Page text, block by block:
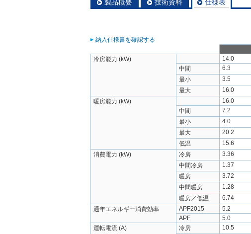
製品概要 技術資料 仕様表
納入仕様書を確認する
冷房能力 (kW)
14.0
中間
6.3
最小
3.5
最大
16.0
暖房能力 (kW)
16.0
中間
7.2
最小
4.0
最大
20.2
低温
15.6
消費電力 (kW)
冷房 3.36
中間冷房
1.37
暖房
3.72
中間暖房
1.28
暖房／低温
6.74
通年エネルギー消費効率
APF2015 5.2
APF
5.0
運転電流 (A)
冷房 10.5